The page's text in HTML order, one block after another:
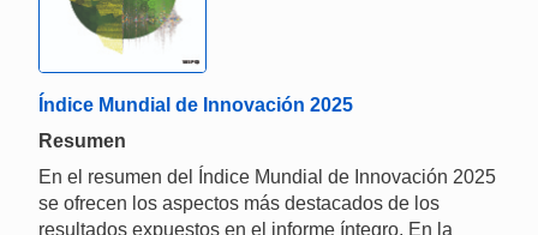
Índice Mundial de Innovación 2025
Resumen
En el resumen del Índice Mundial de Innovación 2025
se ofrecen los aspectos más destacados de los
resultados expuestos en el informe íntegro. En la